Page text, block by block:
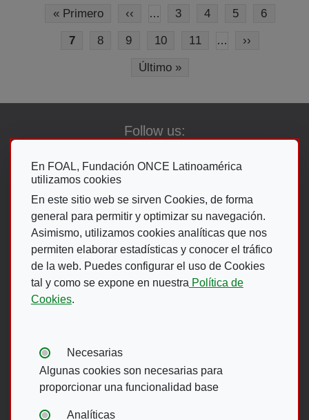
En FOAL, Fundación ONCE Latinoamérica
utilizamos cookies
En este sitio web se sirven Cookies, de forma
general para permitir y optimizar su navegación.
Asimismo, utilizamos cookies analíticas que nos
permiten elaborar estadísticas y conocer el tráfico
de la web. Puedes configurar el uso de Cookies
tal y como se expone en nuestra Política de
Cookies.
Tipos de cookies:
Necesarias
Algunas cookies son necesarias para
proporcionar una funcionalidad base
Analíticas
First page
« Primero Previous page
‹‹ … Page
3 Page
4 Page
5 Page
6
Current page
7 Page
8 Page
9 Page
10 Page
11 … Next page
››
Last page
Último »
Follow us:
Footer Menu
CANAL DE DENUNCIAS ONCE
Footer menu English